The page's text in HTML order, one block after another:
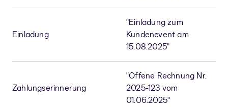
Einladung
"Einladung zum
Kundenevent am
15.08.2025"
Zahlungserinnerung
"Offene Rechnung Nr.
2025-123 vom
01.06.2025"